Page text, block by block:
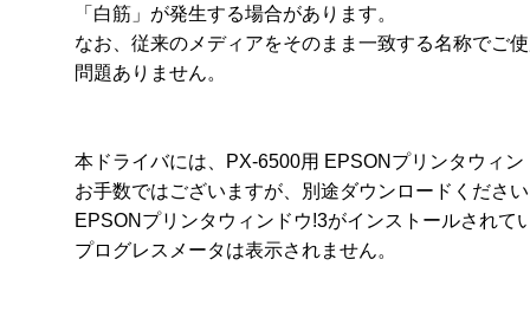
「白筋」が発生する場合があります。
なお、従来のメディアをそのまま一致する名称でご使
問題ありません。
本ドライバには、PX-6500用 EPSONプリンタウィン
お手数ではございますが、別途ダウンロードくださ
EPSONプリンタウィンドウ!3がインストールされて
プログレスメータは表示されません。